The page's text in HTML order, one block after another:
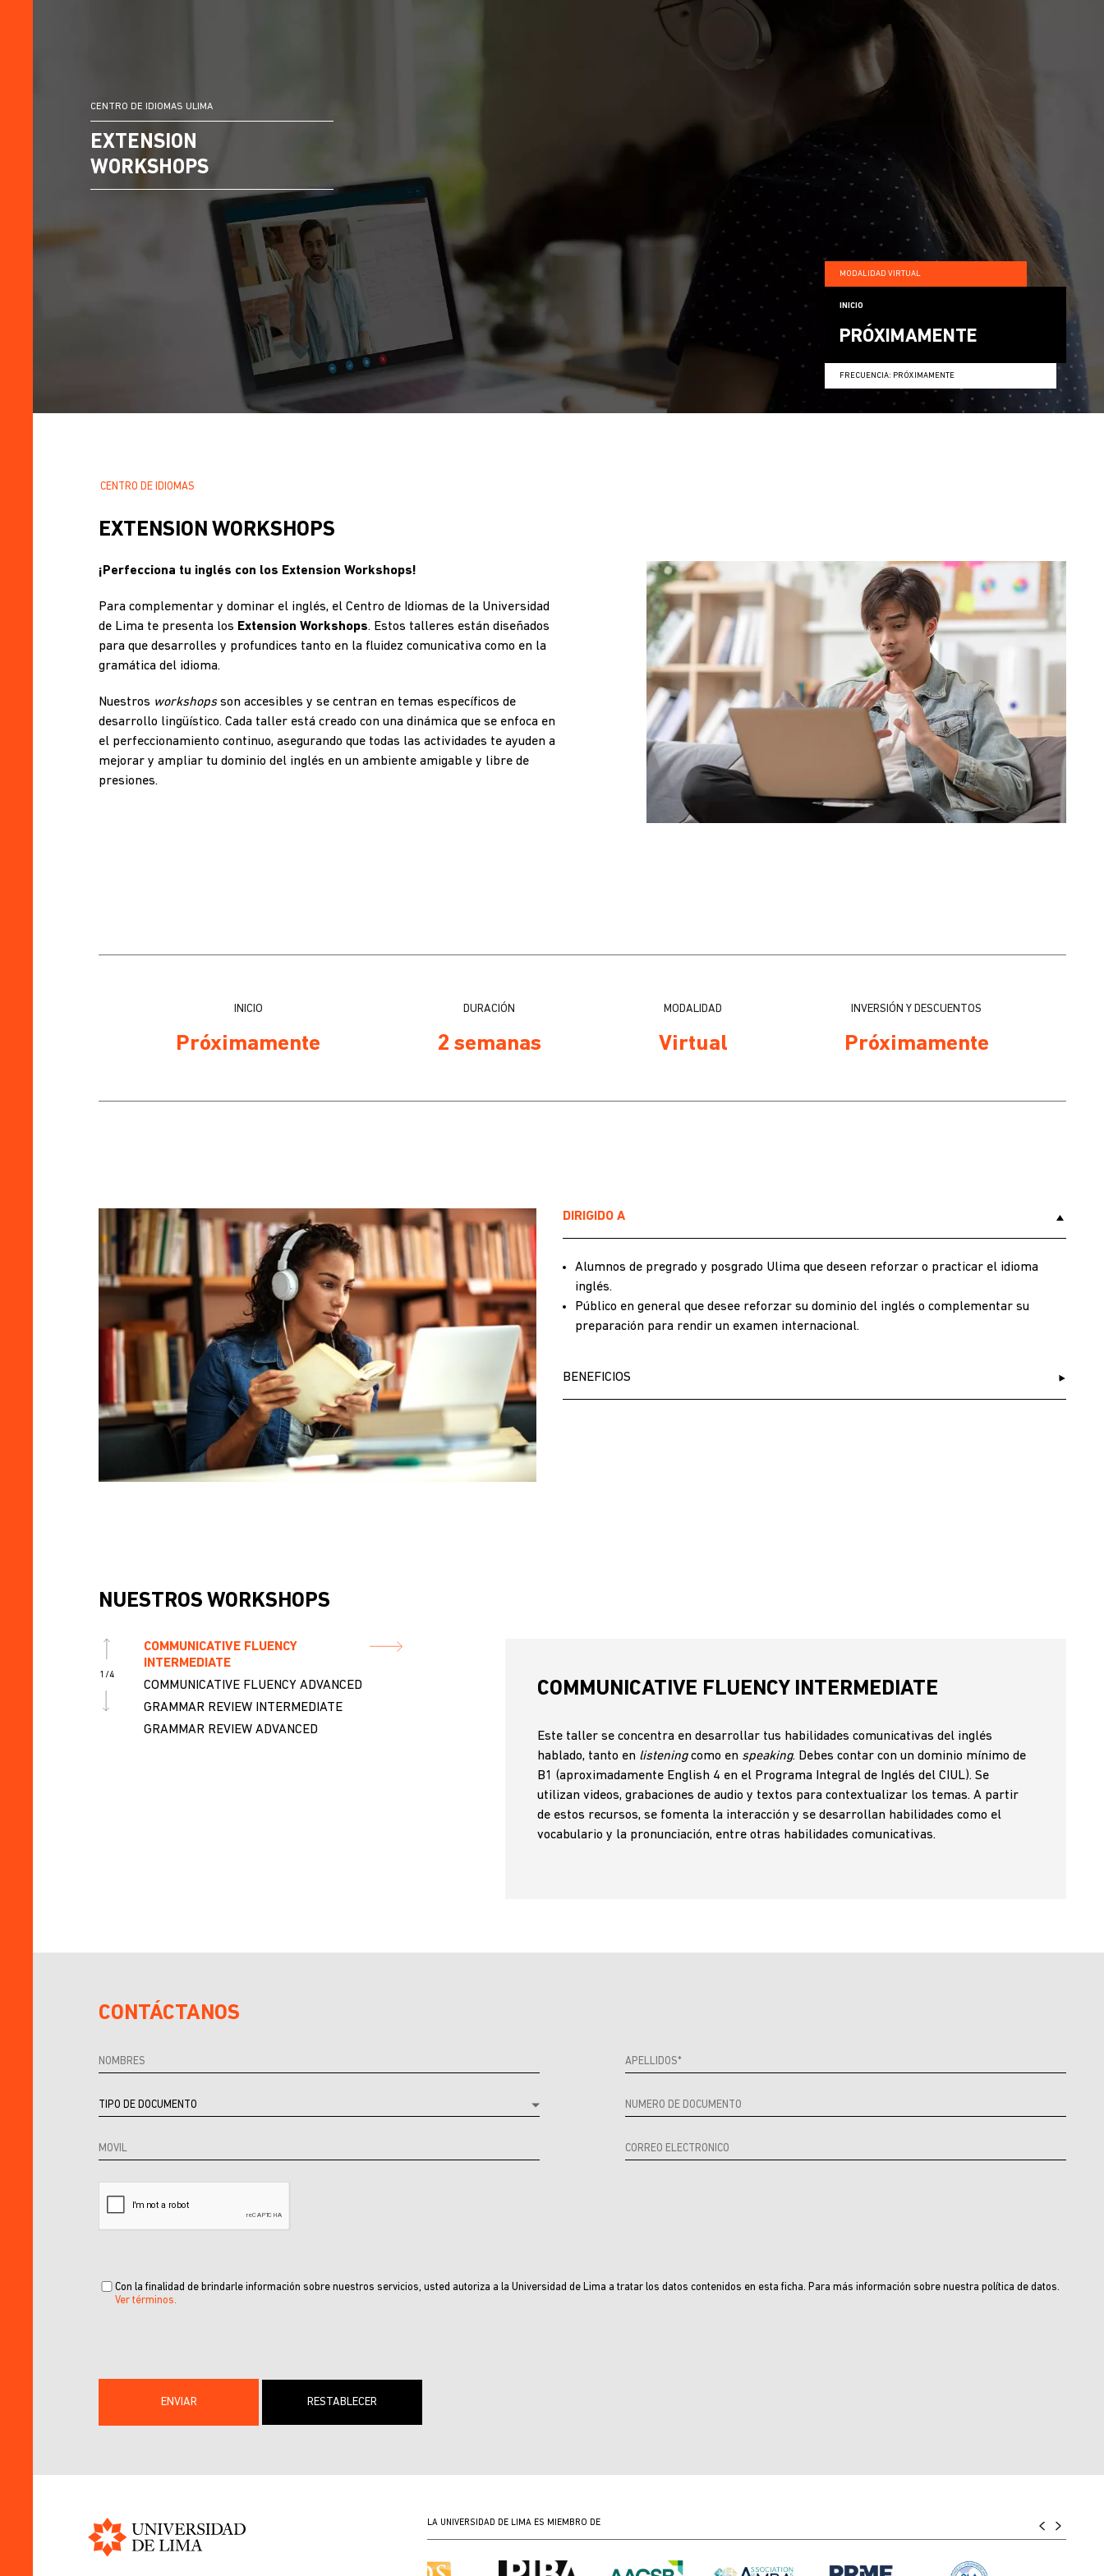
CENTRO DE IDIOMAS ULIMA
EXTENSION
WORKSHOPS
MODALIDAD VIRTUAL
INICIO
PRÓXIMAMENTE
FRECUENCIA: PRÓXIMAMENTE
.SOBRESCRIBIR
ENLACES
DE
A
LA
CENTRO DE IDIOMAS
EXTENSION WORKSHOPS
¡Perfecciona tu inglés con los Extension Workshops!
Para complementar y dominar el inglés, el Centro de Idiomas de la Universidad
de Lima te presenta los Extension Workshops. Estos talleres están diseñados
para que desarrolles y profundices tanto en la fluidez comunicativa como en la
gramática del idioma.
Nuestros workshopsson accesibles y se centran en temas específicos de
desarrollo lingüístico. Cada taller está creado con una dinámica que se enfoca en
el perfeccionamiento continuo, asegurando que todas las actividades te ayuden a
mejorar y ampliar tu dominio del inglés en un ambiente amigable y libre de
presiones.
INICIO
Próximamente
DURACIÓN
2 semanas
MODALIDAD
Virtual
INVERSIÓN Y DESCUENTOS
Próximamente
DIRIGIDO A
Alumnos de pregrado y posgrado Ulima que deseen reforzar o practicar el idioma
inglés.
Público en general que desee reforzar su dominio del inglés o complementar su
preparación para rendir un examen internacional.
BENEFICIOS
NUESTROS WORKSHOPS
1 /4
COMMUNICATIVE FLUENCY
INTERMEDIATE
COMMUNICATIVE FLUENCY ADVANCED
GRAMMAR REVIEW INTERMEDIATE
GRAMMAR REVIEW ADVANCED
COMMUNICATIVE FLUENCY INTERMEDIATE
Este taller se concentra en desarrollar tus habilidades comunicativas del inglés
hablado, tanto en listeningcomo en speaking. Debes contar con un dominio mínimo de
B1 (aproximadamente English 4 en el Programa Integral de Inglés del CIUL). Se
utilizan videos, grabaciones de audio y textos para contextualizar los temas. A partir
de estos recursos, se fomenta la interacción y se desarrollan habilidades como el
vocabulario y la pronunciación, entre otras habilidades comunicativas.
CONTÁCTANOS
Source
URL
Referrer
product
Con la finalidad de brindarle información sobre nuestros servicios, usted autoriza a la Universidad de Lima a tratar los datos contenidos en esta ficha. Para más información sobre nuestra política de datos.
Ver términos.
LA UNIVERSIDAD DE LIMA ES MIEMBRO DE